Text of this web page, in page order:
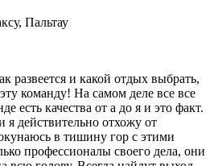
Пальтау
развеется и какой отдых выбрать,
команду! На самом деле все все
есть качества от а до я и это факт.
я действительно отхожу от
в тишину гор с этими
профессионалы своего дела, они